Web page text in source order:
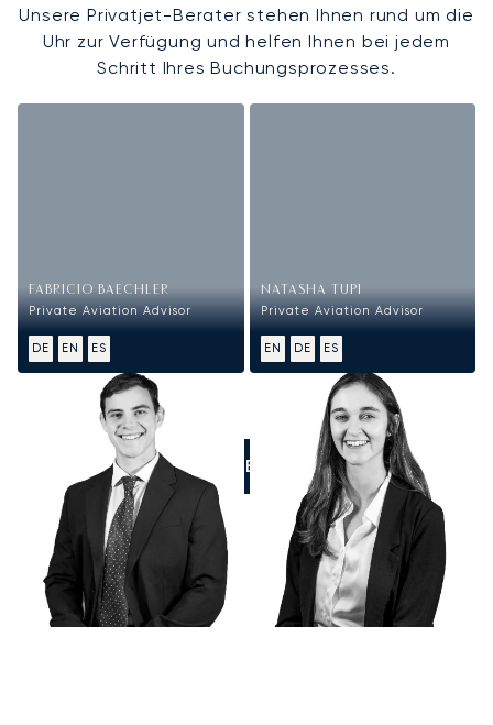
Unsere Privatjet-Berater stehen Ihnen rund um die
Uhr zur Verfügung und helfen Ihnen bei jedem
Schritt Ihres Buchungsprozesses.
FABRICIO BAECHLER
Private Aviation Advisor
DE EN ES
NATASHA TUPI
Private Aviation Advisor
EN DE ES
RUFEN SIE UNS AN